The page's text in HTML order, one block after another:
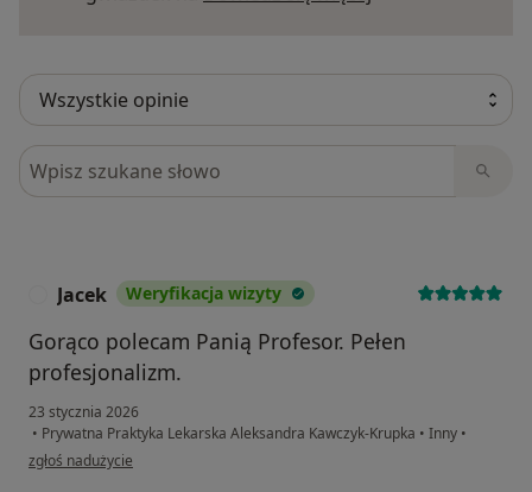
Szukaj w opiniach
Jacek Weryfikacja wizyty
Gorąco polecam Panią Profesor. Pełen
profesjonalizm.
23 stycznia 2026
• Prywatna Praktyka Lekarska Aleksandra Kawczyk-Krupka • Inny •
w opinii użytkownika Jacek
zgłoś nadużycie